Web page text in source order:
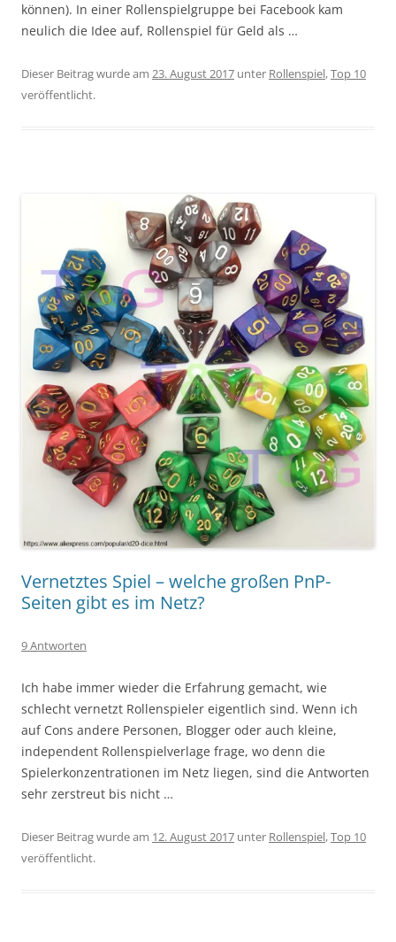
können). In einer Rollenspielgruppe bei Facebook kam
neulich die Idee auf, Rollenspiel für Geld als …
Dieser Beitrag wurde am 23. August 2017 unter Rollenspiel,Top 10
veröffentlicht.
Vernetztes Spiel – welche großen PnP-
Seiten gibt es im Netz?
9 Antworten
Ich habe immer wieder die Erfahrung gemacht, wie
schlecht vernetzt Rollenspieler eigentlich sind. Wenn ich
auf Cons andere Personen, Blogger oder auch kleine,
independent Rollenspielverlage frage, wo denn die
Spielerkonzentrationen im Netz liegen, sind die Antworten
sehr zerstreut bis nicht …
Dieser Beitrag wurde am 12. August 2017 unter Rollenspiel,Top 10
veröffentlicht.